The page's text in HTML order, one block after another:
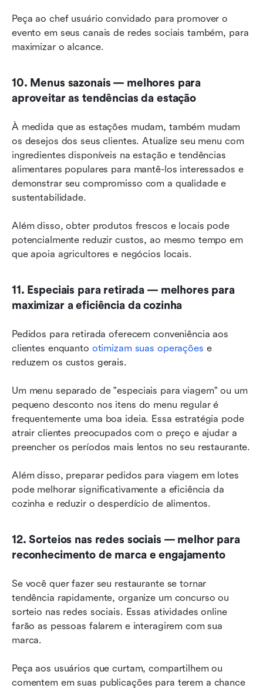
Peça ao chef usuário convidado para promover o
evento em seus canais de redes sociais também, para
maximizar o alcance.
10. Menus sazonais — melhores para
aproveitar as tendências da estação
À medida que as estações mudam, também mudam
os desejos dos seus clientes. Atualize seu menu com
ingredientes disponíveis na estação e tendências
alimentares populares para mantê-los interessados e
demonstrar seu compromisso com a qualidade e
sustentabilidade.
Além disso, obter produtos frescos e locais pode
potencialmente reduzir custos, ao mesmo tempo em
que apoia agricultores e negócios locais.
11. Especiais para retirada — melhores para
maximizar a eficiência da cozinha
Pedidos para retirada oferecem conveniência aos
clientes enquanto otimizam suas operações e
reduzem os custos gerais.
Um menu separado de "especiais para viagem" ou um
pequeno desconto nos itens do menu regular é
frequentemente uma boa ideia. Essa estratégia pode
atrair clientes preocupados com o preço e ajudar a
preencher os períodos mais lentos no seu restaurante.
Além disso, preparar pedidos para viagem em lotes
pode melhorar significativamente a eficiência da
cozinha e reduzir o desperdício de alimentos.
12. Sorteios nas redes sociais — melhor para
reconhecimento de marca e engajamento
Se você quer fazer seu restaurante se tornar
tendência rapidamente, organize um concurso ou
sorteio nas redes sociais. Essas atividades online
farão as pessoas falarem e interagirem com sua
marca.
Peça aos usuários que curtam, compartilhem ou
comentem em suas publicações para terem a chance